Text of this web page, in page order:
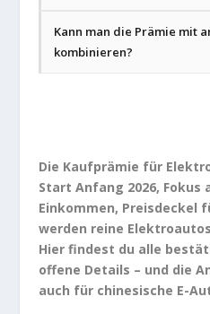
Kann man die Prämie mit
kombinieren?
Die Kaufprämie für
Start Anfang 2026,
Einkommen, Preisdeckel
werden reine
Hier findest du alle
offene Details – und die
auch für chinesische E-